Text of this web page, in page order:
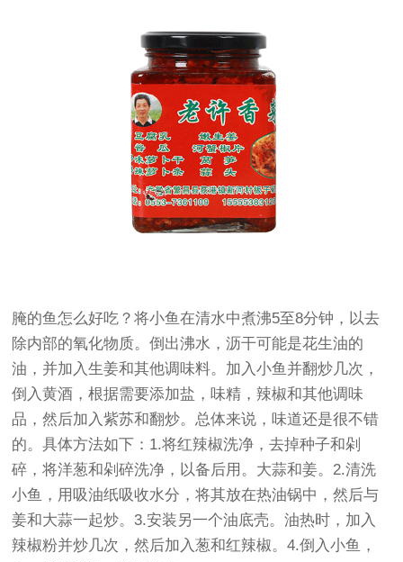
腌的鱼怎么好吃？将小鱼在清水中煮沸5至8分钟，以去
除内部的氧化物质。倒出沸水，沥干可能是花生油的
油，并加入生姜和其他调味料。加入小鱼并翻炒几次，
倒入黄酒，根据需要添加盐，味精，辣椒和其他调味
品，然后加入紫苏和翻炒。总体来说，味道还是很不错
的。具体方法如下：1.将红辣椒洗净，去掉种子和剁
碎，将洋葱和剁碎洗净，以备后用。大蒜和姜。2.清洗
小鱼，用吸油纸吸收水分，将其放在热油锅中，然后与
姜和大蒜一起炒。3.安装另一个油底壳。油热时，加入
辣椒粉并炒几次，然后加入葱和红辣椒。4.倒入小鱼，